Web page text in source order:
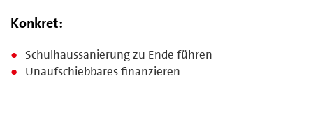
Konkret:
Schulhaussanierung zu Ende führen
Unaufschiebbares finanzieren